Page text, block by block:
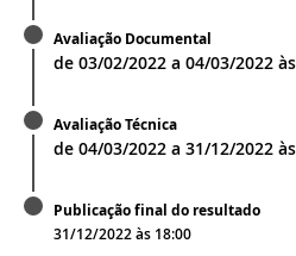
Avaliação Documental
de03/02/2022 a04/03/2022 às
Avaliação Técnica
de04/03/2022 a31/12/2022 às
Publicação final do resultado
31/12/2022 às 18:00